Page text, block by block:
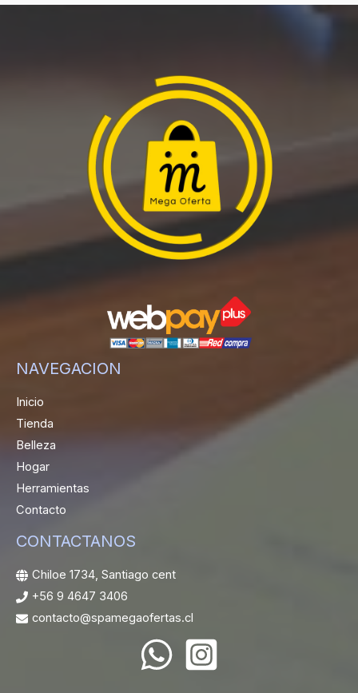
NAVEGACION
Inicio
Tienda
Belleza
Hogar
Herramientas
Contacto
CONTACTANOS
Chiloe 1734, Santiago cent
+56 9 4647 3406
contacto@spamegaofertas.cl